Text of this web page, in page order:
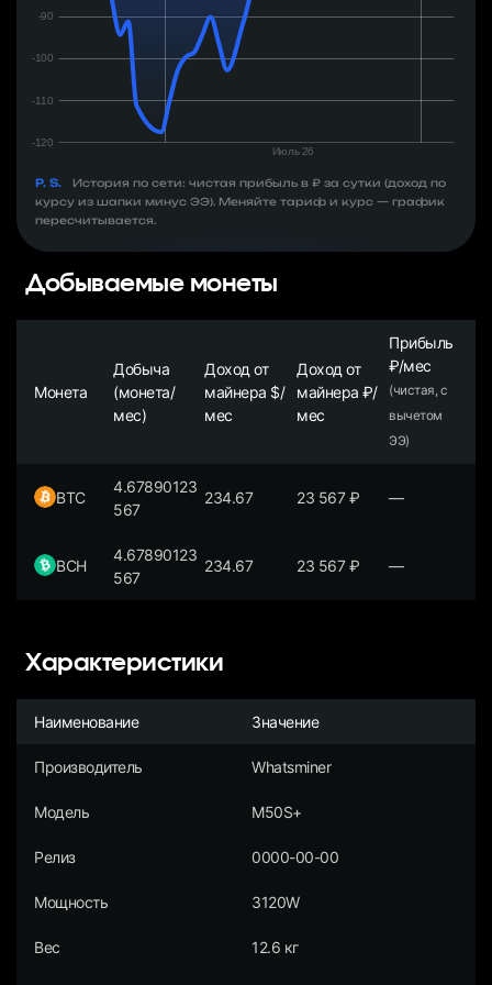
P. S.
История по сети: чистая прибыль в ₽ за сутки (доход по
курсу из шапки минус ЭЭ). Меняйте тариф и курс — график
пересчитывается.
Добываемые монеты
Монета
Добыча
(монета/
мес)
Доход от
майнера $/
мес
Доход от
майнера ₽/
мес
Прибыль
₽/мес
(чистая, с
вычетом
ЭЭ)
BTC
4.67890123
567
234.67 23 567₽ —
BCH
4.67890123
567
234.67 23 567₽ —
Характеристики
Наименование Значение
Производитель Whatsminer
Модель M50S+
Релиз 0000-00-00
Мощность 3120W
Вес 12.6 кг